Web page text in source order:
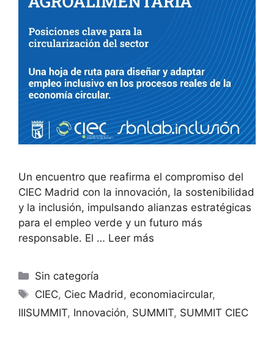
Un encuentro que reafirma el compromiso del
CIEC Madrid con la innovación, la sostenibilidad
y la inclusión, impulsando alianzas estratégicas
para el empleo verde y un futuro más
responsable. El … Leer más
Sin categoría
CIEC, Ciec Madrid, economiacircular,
IIISUMMIT, Innovación, SUMMIT, SUMMIT CIEC